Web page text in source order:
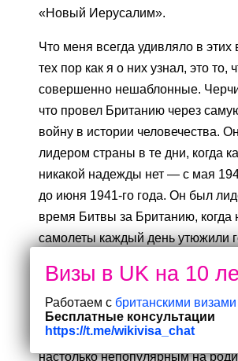
«Новый Иерусалим».
Что меня всегда удивляло в этих
тех пор как я о них узнал, это то,
совершенно нешаблонные.
что провел Британию через
войну в истории человечества.
лидером страны в те дни, когда
никакой надежды нет — с мая
до июня 1941-го года. Он был
время Битвы за Британию, когда
самолеты каждый день утюжили
трех победителей, вместе со
Рузвельтом.
И вот этот же политик в 1945 году
настолько непопулярным на
Работаем с британскими визами
Бесплатные консультации
https://t.me/wikivisa_chat